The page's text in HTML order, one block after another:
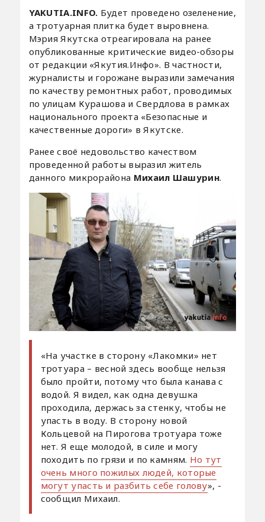
YAKUTIA.INFO. Будет проведено озеленение,
а тротуарная плитка будет выровнена.
Мэрия Якутска отреагировала на ранее
опубликованные критические видео-обзоры
от редакции «Якутия.Инфо». В частности,
журналисты и горожане выразили замечания
по качеству ремонтных работ, проводимых
по улицам Курашова и Свердлова в рамках
национального проекта «Безопасные и
качественные дороги» в Якутске.
Ранее своё недовольство качеством
проведенной работы выразил житель
данного микрорайона Михаил Шашурин.
«На участке в сторону «Лакомки» нет
тротуара – весной здесь вообще нельзя
было пройти, потому что была канава с
водой. Я видел, как одна девушка
проходила, держась за стенку, чтобы не
упасть в воду. В сторону новой
Кольцевой на Пирогова тротуара тоже
нет. Я еще молодой, в силе и могу
походить по грязи и по камням. Но тут
очень много пожилых людей, которые
могут упасть и разбить себе голову», -
сообщил Михаил.